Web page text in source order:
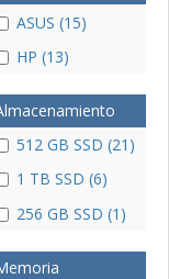
ASUS (15)
HP (13)
512 GB SSD (21)
1 TB SSD (6)
256 GB SSD (1)